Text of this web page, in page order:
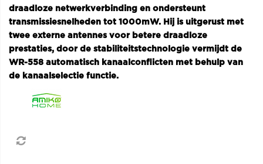
draadloze netwerkverbinding en ondersteunt
transmissiesnelheden tot 1000mW. Hij is uitgerust met
twee externe antennes voor betere draadloze
prestaties, door de stabiliteitstechnologie vermijdt de
WR-558 automatisch kanaalconflicten met behulp van
de kanaalselectie functie.